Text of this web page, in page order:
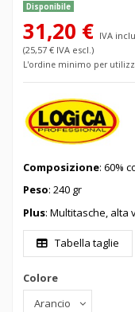
Disponibile
31,20 € IVA
(25,57 € IVA escl.)
L'ordine minimo per
Composizione: 60%
Peso: 240 gr
Plus: Multitasche, alta
Tabella taglie
Colore